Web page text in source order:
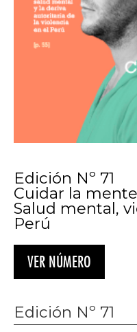
Edición Nº 71
Cuidar la
Salud mental,
Perú
VER NÚMERO
Edición Nº 71